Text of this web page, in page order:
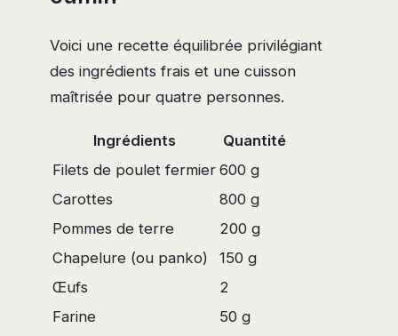
Voici une recette équilibrée privilégiant
des ingrédients frais et une cuisson
maîtrisée pour quatre personnes.
Ingrédients
Quantité
Filets de poulet fermier 600 g
Carottes
800 g
Pommes de terre
200 g
Chapelure (ou panko)
150 g
Œufs
2
Farine
50 g